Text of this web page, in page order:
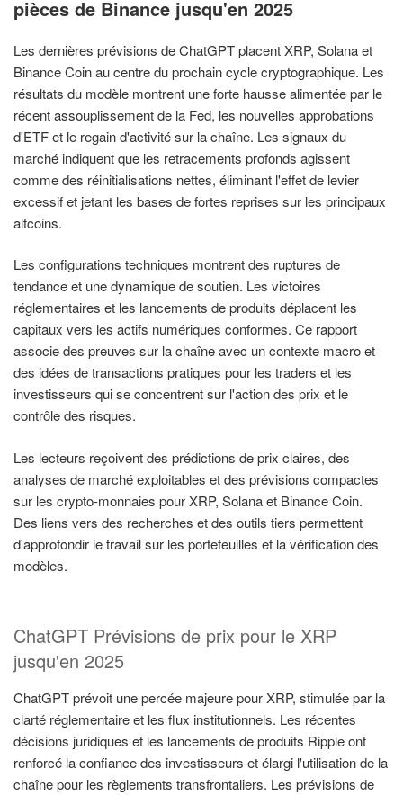
pièces de Binance jusqu'en 2025
Les dernières prévisions de ChatGPT placent XRP, Solana et
Binance Coin au centre du prochain cycle cryptographique. Les
résultats du modèle montrent une forte hausse alimentée par le
récent assouplissement de la Fed, les nouvelles approbations
d'ETF et le regain d'activité sur la chaîne. Les signaux du
marché indiquent que les retracements profonds agissent
comme des réinitialisations nettes, éliminant l'effet de levier
excessif et jetant les bases de fortes reprises sur les principaux
altcoins.
Les configurations techniques montrent des ruptures de
tendance et une dynamique de soutien. Les victoires
réglementaires et les lancements de produits déplacent les
capitaux vers les actifs numériques conformes. Ce rapport
associe des preuves sur la chaîne avec un contexte macro et
des idées de transactions pratiques pour les traders et les
investisseurs qui se concentrent sur l'action des prix et le
contrôle des risques.
Les lecteurs reçoivent des prédictions de prix claires, des
analyses de marché exploitables et des prévisions compactes
sur les crypto-monnaies pour XRP, Solana et Binance Coin.
Des liens vers des recherches et des outils tiers permettent
d'approfondir le travail sur les portefeuilles et la vérification des
modèles.
ChatGPT Prévisions de prix pour le XRP
jusqu'en 2025
ChatGPT prévoit une percée majeure pour XRP, stimulée par la
clarté réglementaire et les flux institutionnels. Les récentes
décisions juridiques et les lancements de produits Ripple ont
renforcé la confiance des investisseurs et élargi l'utilisation de la
chaîne pour les règlements transfrontaliers. Les prévisions de